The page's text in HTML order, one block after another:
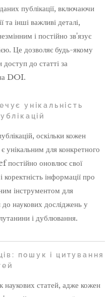
публікації, включаючи
та інші важливі деталі,
і постійно зв'язує
Це дозволяє будь-якому
доступ до статті за
DOI.
унікальність
оскільки кожен
унікальним для конкретного
оновлює свої
інформації про
інструментом для
наукових досліджень у
і дублювання.
пошук і цитування
статей, адже кожен